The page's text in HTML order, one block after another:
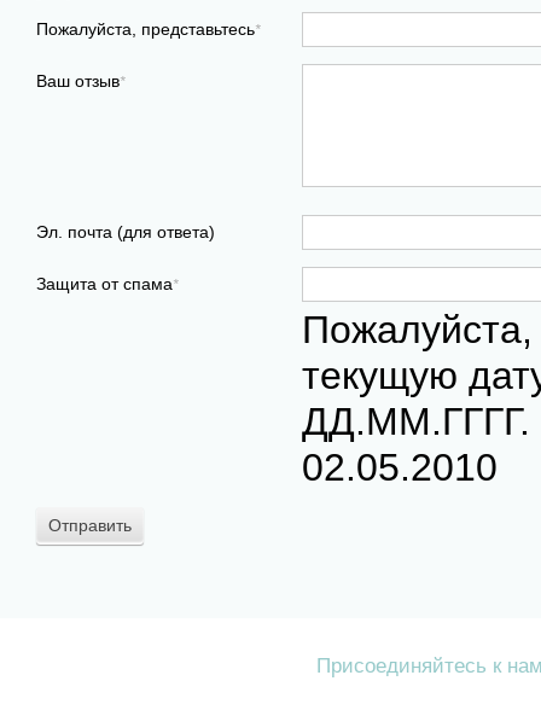
Пожалуйста, представьтесь*
Ваш отзыв*
Эл. почта (для ответа)
Защита от спама*
Пожалуйста,
текущую
ДД.ММ.ГГГГ.
02.05.2010
Присоединяйтесь к